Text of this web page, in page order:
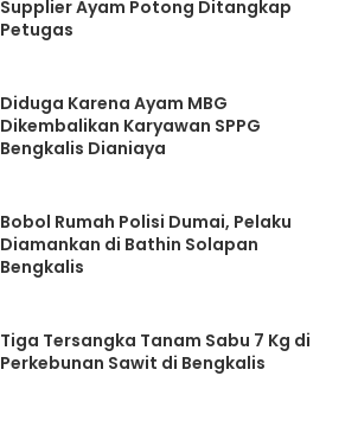
Supplier Ayam Potong Ditangkap
Petugas
Diduga Karena Ayam MBG
Dikembalikan Karyawan SPPG
Bengkalis Dianiaya
Bobol Rumah Polisi Dumai, Pelaku
Diamankan di Bathin Solapan
Bengkalis
Tiga Tersangka Tanam Sabu 7 Kg di
Perkebunan Sawit di Bengkalis